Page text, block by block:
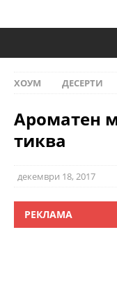
ХОУМ ДЕСЕРТИ
Ароматен
тиква
декември 18, 2017
РЕКЛАМА